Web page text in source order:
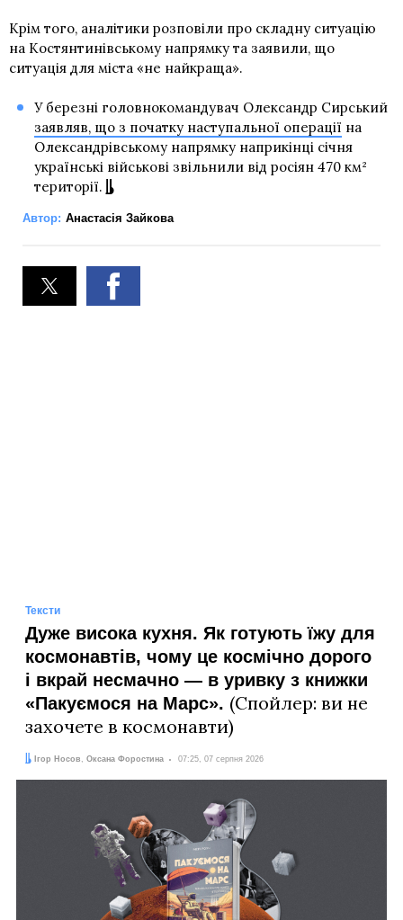
Крім того, аналітики розповіли про складну ситуацію
на Костянтинівському напрямку та заявили, що
ситуація для міста «не найкраща».
У березні головнокомандувач Олександр Сирський
заявляв, що з початку наступальної операції на
Олександрівському напрямку наприкінці січня
українські військові звільнили від росіян 470 км²
території.
Автор: Анастасія Зайкова